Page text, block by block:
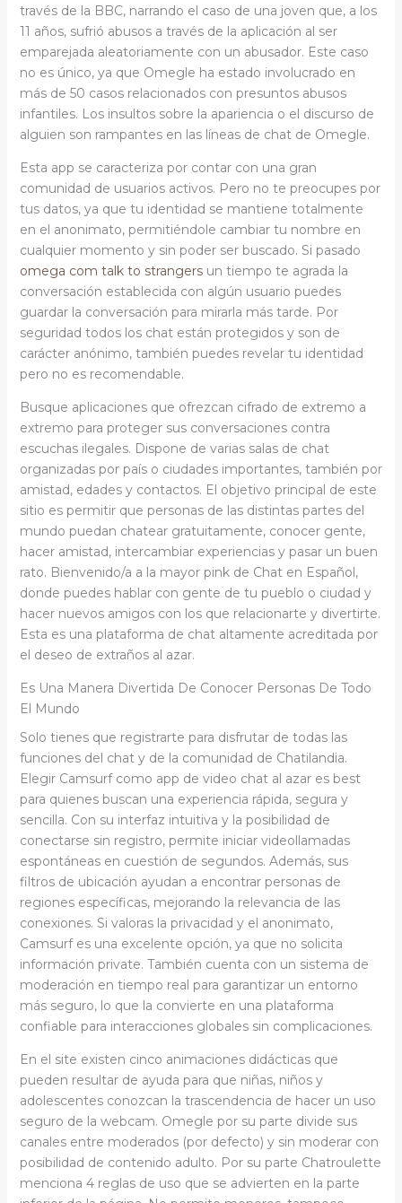
través de la BBC, narrando el caso de una joven que, a los
11 años, sufrió abusos a través de la aplicación al ser
emparejada aleatoriamente con un abusador. Este caso
no es único, ya que Omegle ha estado involucrado en
más de 50 casos relacionados con presuntos abusos
infantiles. Los insultos sobre la apariencia o el discurso de
alguien son rampantes en las líneas de chat de Omegle.
Esta app se caracteriza por contar con una gran
comunidad de usuarios activos. Pero no te preocupes por
tus datos, ya que tu identidad se mantiene totalmente
en el anonimato, permitiéndole cambiar tu nombre en
cualquier momento y sin poder ser buscado. Si pasado
omega com talk to strangersun tiempo te agrada la
conversación establecida con algún usuario puedes
guardar la conversación para mirarla más tarde. Por
seguridad todos los chat están protegidos y son de
carácter anónimo, también puedes revelar tu identidad
pero no es recomendable.
Busque aplicaciones que ofrezcan cifrado de extremo a
extremo para proteger sus conversaciones contra
escuchas ilegales. Dispone de varias salas de chat
organizadas por país o ciudades importantes, también por
amistad, edades y contactos. El objetivo principal de este
sitio es permitir que personas de las distintas partes del
mundo puedan chatear gratuitamente, conocer gente,
hacer amistad, intercambiar experiencias y pasar un buen
rato. Bienvenido/a a la mayor pink de Chat en Español,
donde puedes hablar con gente de tu pueblo o ciudad y
hacer nuevos amigos con los que relacionarte y divertirte.
Esta es una plataforma de chat altamente acreditada por
el deseo de extraños al azar.
Es Una Manera Divertida De Conocer Personas De Todo
El Mundo
Solo tienes que registrarte para disfrutar de todas las
funciones del chat y de la comunidad de Chatilandia.
Elegir Camsurf como app de video chat al azar es best
para quienes buscan una experiencia rápida, segura y
sencilla. Con su interfaz intuitiva y la posibilidad de
conectarse sin registro, permite iniciar videollamadas
espontáneas en cuestión de segundos. Además, sus
filtros de ubicación ayudan a encontrar personas de
regiones específicas, mejorando la relevancia de las
conexiones. Si valoras la privacidad y el anonimato,
Camsurf es una excelente opción, ya que no solicita
información private. También cuenta con un sistema de
moderación en tiempo real para garantizar un entorno
más seguro, lo que la convierte en una plataforma
confiable para interacciones globales sin complicaciones.
En el site existen cinco animaciones didácticas que
pueden resultar de ayuda para que niñas, niños y
adolescentes conozcan la trascendencia de hacer un uso
seguro de la webcam. Omegle por su parte divide sus
canales entre moderados (por defecto) y sin moderar con
posibilidad de contenido adulto. Por su parte Chatroulette
menciona 4 reglas de uso que se advierten en la parte